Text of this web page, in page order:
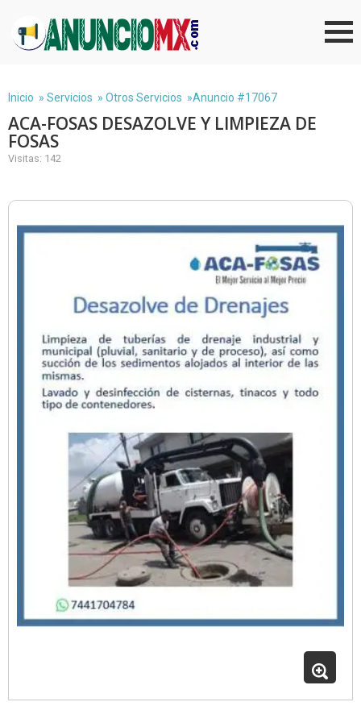
Inicio » Servicios » Otros Servicios »Anuncio #17067
ACA-FOSAS DESAZOLVE Y LIMPIEZA DE
FOSAS
Visitas: 142